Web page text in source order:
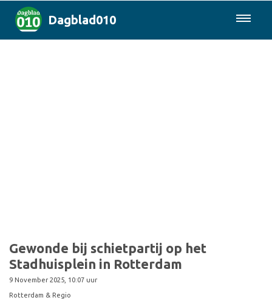
Dagblad010
Gewonde bij schietpartij op het
Stadhuisplein in Rotterdam
9 November 2025, 10:07 uur
Rotterdam & Regio